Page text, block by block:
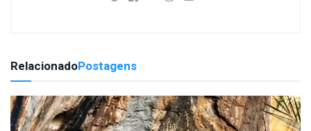
RelacionadoPostagens